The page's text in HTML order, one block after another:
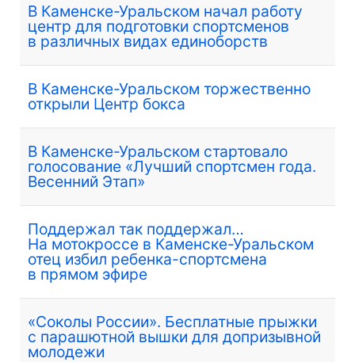
В Каменске-Уральском начал работу
центр для подготовки спортсменов
в различных видах единоборств
В Каменске-Уральском торжественно
открыли Центр бокса
В Каменске-Уральском стартовало
голосование «Лучший спортсмен года.
Весенний Этап»
Поддержал так поддержал…
На мотокроссе в Каменске-Уральском
отец избил ребенка-спортсмена
в прямом эфире
«Соколы России». Бесплатные прыжки
с парашютной вышки для допризывной
молодежи